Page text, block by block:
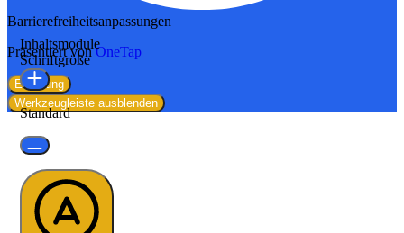
Barrierefreiheitsanpassungen
Präsentiert vonOneTap
Erklärung
Werkzeugleiste ausblenden
Inhaltsmodule
Schriftgröße
Standard